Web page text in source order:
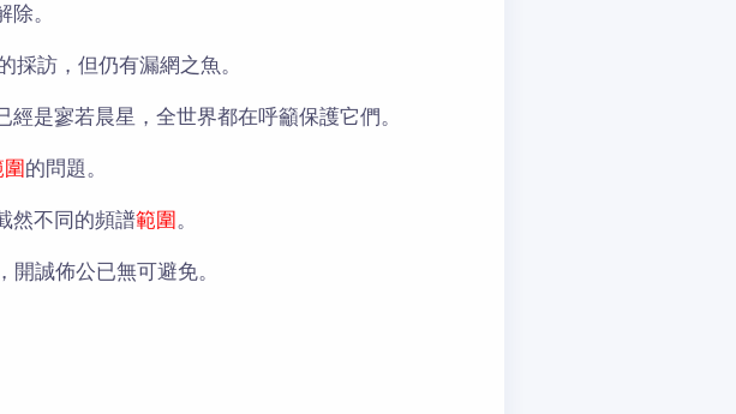
。
採訪，但仍有漏網之魚。
經是寥若晨星，全世界都在呼籲保護它們。
的問題。
然不同的頻譜範圍。
開誠佈公已無可避免。